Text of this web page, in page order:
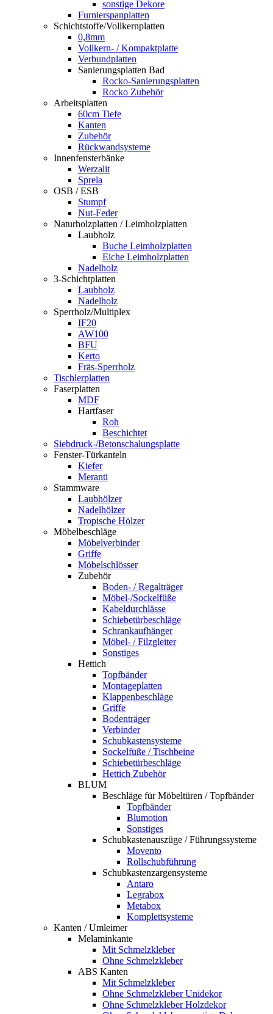
sonstige Dekore
Furnierspanplatten
Schichtstoffe/Vollkernplatten
0,8mm
Vollkern- / Kompaktplatte
Verbundplatten
Sanierungsplatten Bad
Rocko-Sanierungsplatten
Rocko Zubehör
Arbeitsplatten
60cm Tiefe
Kanten
Zubehör
Rückwandsysteme
Innenfensterbänke
Werzalit
Sprela
OSB / ESB
Stumpf
Nut-Feder
Naturholzplatten / Leimholzplatten
Laubholz
Buche Leimholzplatten
Eiche Leimholzplatten
Nadelholz
3-Schichtplatten
Laubholz
Nadelholz
Sperrholz/Multiplex
IF20
AW100
BFU
Kerto
Fräs-Sperrholz
Tischlerplatten
Faserplatten
MDF
Hartfaser
Roh
Beschichtet
Siebdruck-/Betonschalungsplatte
Fenster-Türkanteln
Kiefer
Meranti
Stammware
Laubhölzer
Nadelhölzer
Tropische Hölzer
Möbelbeschläge
Möbelverbinder
Griffe
Möbelschlösser
Zubehör
Boden- / Regalträger
Möbel-/Sockelfüße
Kabeldurchlässe
Schiebetürbeschläge
Schrankaufhänger
Möbel- / Filzgleiter
Sonstiges
Hettich
Topfbänder
Montageplatten
Klappenbeschläge
Griffe
Bodenträger
Verbinder
Schubkastensysteme
Sockelfüße / Tischbeine
Schiebetürbeschläge
Hettich Zubehör
BLUM
Beschläge für Möbeltüren / Topfbänder
Topfbänder
Blumotion
Sonstiges
Schubkastenauszüge / Führungssysteme
Movento
Rollschubführung
Schubkastenzargensysteme
Antaro
Legrabox
Metabox
Komplettsysteme
Kanten / Umleimer
Melaminkante
Mit Schmelzkleber
Ohne Schmelzkleber
ABS Kanten
Mit Schmelzkleber
Ohne Schmelzkleber Unidekor
Ohne Schmelzkleber Holzdekor